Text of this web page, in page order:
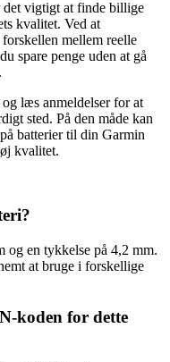
vigtigt at finde billige
kvalitet. Ved at
mellem reelle
spare penge uden at gå
læs anmeldelser for at
sted. På den måde kan
batterier til din Garmin
kvalitet.
og en tykkelse på 4,2 mm.
at bruge i forskellige
koden for dette